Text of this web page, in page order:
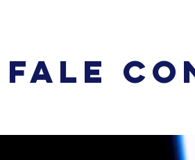
FALE